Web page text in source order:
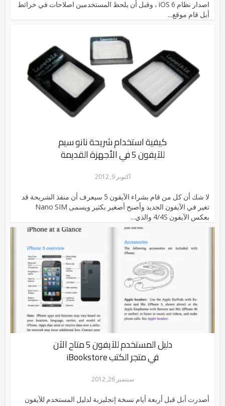
اصدار نظام iOS 6 ، وقبل أن يلحظ المستخدمين اصلاحات في خرائط
أبل قام موقع...
كيفية استخدام شريحة نانو سيم
للآيفون 5 في الأجهزة القديمة
أكتوبر 9, 2012
لا شك أن كل من قام بشراء الآيفون 5 سيعرف أن منفذ الشريحة قد
تغير في الآيفون الجديد وأصبح أصغير بكثير ويسمى Nano SIM
بعكس الآيفون 4/4S والذي...
دليل المستخدم للآيفون 5 متاح الآن
في متجر الكتب iBookstore
سبتمبر 26, 2012
أصدرت أبل قبل أربعة أيام نسخة إنجليزية لدليل المستخدم للآيفون